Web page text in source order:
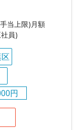
当上限)月額
員)
円